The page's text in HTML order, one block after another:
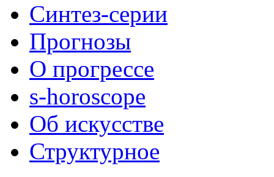
Синтез-серии
Прогнозы
О прогрессе
s-horoscope
Об искусстве
Структурное